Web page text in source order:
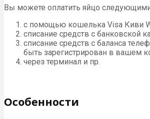
Вы можете оплатить яйцо
с помощью кошелька Visa Киви
списание средств с банковской
списание средств с баланса
быть зарегистрирован в вашем
через терминал и пр.
Особенности